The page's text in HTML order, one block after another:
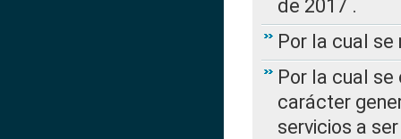
de 2017 .
Por la cual se
Por la cual
carácter
servicios a